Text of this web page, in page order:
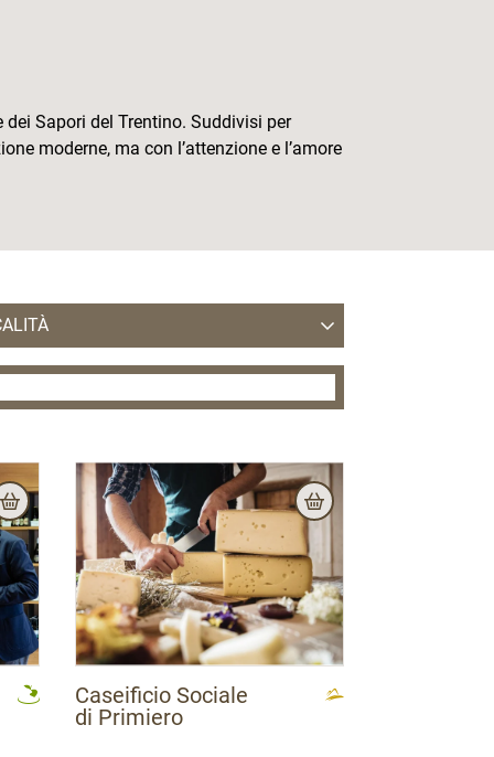
Sapori del Trentino. Suddivisi per
moderne, ma con l’attenzione e l’amore
Aldeno Arco Avio
Baselga di Piné
Canazei (Alba - Penia)
Capriana
Carano
Carisolo
Castelfondo - Borgo d'Anaunia
Castello-Molina di Fiemme
Castelnuovo
Cavalese
Cavareno Cavedine
Cembra
Cis
Cles Cloz
Comano Terme
Coredo - Tavon PREDAIA
Croviana
Daiano
Denno
Don Drena Faedo
Fiavè
Fondo - Borgo d'Anaunia
Caseificio Sociale
di Primiero